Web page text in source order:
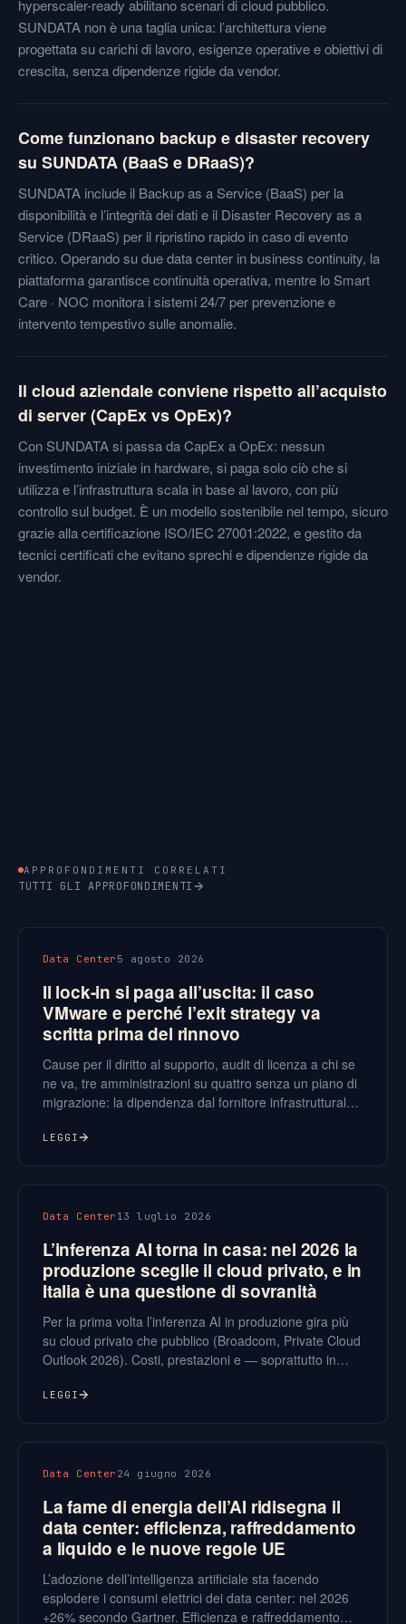
hyperscaler-ready abilitano scenari di cloud pubblico.
SUNDATA non è una taglia unica: l’architettura viene
progettata su carichi di lavoro, esigenze operative e obiettivi di
crescita, senza dipendenze rigide da vendor.
Come funzionano backup e disaster recovery
su SUNDATA (BaaS e DRaaS)?
SUNDATA include il Backup as a Service (BaaS) per la
disponibilità e l’integrità dei dati e il Disaster Recovery as a
Service (DRaaS) per il ripristino rapido in caso di evento
critico. Operando su due data center in business continuity, la
piattaforma garantisce continuità operativa, mentre lo Smart
Care · NOC monitora i sistemi 24/7 per prevenzione e
intervento tempestivo sulle anomalie.
Il cloud aziendale conviene rispetto all’acquisto
di server (CapEx vs OpEx)?
Con SUNDATA si passa da CapEx a OpEx: nessun
investimento iniziale in hardware, si paga solo ciò che si
utilizza e l’infrastruttura scala in base al lavoro, con più
controllo sul budget. È un modello sostenibile nel tempo, sicuro
grazie alla certificazione ISO/IEC 27001:2022, e gestito da
tecnici certificati che evitano sprechi e dipendenze rigide da
vendor.
APPROFONDIMENTI CORRELATI
TUTTI GLI APPROFONDIMENTI
Data Center 5 agosto 2026
Il lock-in si paga all’uscita: il caso
VMware e perché l’exit strategy va
scritta prima del rinnovo
Cause per il diritto al supporto, audit di licenza a chi se
ne va, tre amministrazioni su quattro senza un piano di
migrazione: la dipendenza dal fornitore infrastrutturale
Data Act aiuta sul cloud, ma non copre tutto.
LEGGI
Data Center 13 luglio 2026
L’inferenza AI torna in casa: nel 2026 la
produzione sceglie il cloud privato, e in
Italia è una questione di sovranità
Per la prima volta l’inferenza AI in produzione gira più
su cloud privato che pubblico (Broadcom, Private Cloud
Outlook 2026). Costi, prestazioni e — soprattutto in
vicino all’infrastruttura aziendale.
LEGGI
Data Center 24 giugno 2026
La fame di energia dell’AI ridisegna il
data center: efficienza, raffreddamento
a liquido e le nuove regole UE
L’adozione dell’intelligenza artificiale sta facendo
esplodere i consumi elettrici dei data center: nel 2026
+26% secondo Gartner. Efficienza e raffreddamento